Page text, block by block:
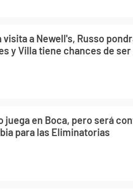
visita a Newell's, Russo
y Villa tiene chances de
juega en Boca, pero será
para las Eliminatorias